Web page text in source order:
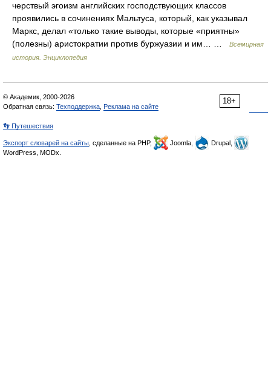
черствый эгоизм английских господствующих классов
проявились в сочинениях Мальтуса, который, как указывал
Маркс, делал «только такие выводы, которые «приятны»
(полезны) аристократии против буржуазии и им… …
Всемирная
история. Энциклопедия
18+
© Академик, 2000-2026
Обратная связь: Техподдержка Реклама на сайте
👣 Путешествия
Экспорт словарей на сайты , сделанные на PHP, Joomla,
Drupal,
WordPress, MODx.